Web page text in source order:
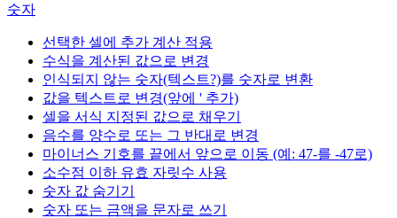
숫자
선택한 셀에 추가 계산 적용
수식을 계산된 값으로 변경
인식되지 않는 숫자(텍스트?)를 숫자로 변환
값을 텍스트로 변경(앞에 ' 추가)
셀을 서식 지정된 값으로 채우기
음수를 양수로 또는 그 반대로 변경
마이너스 기호를 끝에서 앞으로 이동 (예: 47-를 -47로)
소수점 이하 유효 자릿수 사용
숫자 값 숨기기
숫자 또는 금액을 문자로 쓰기